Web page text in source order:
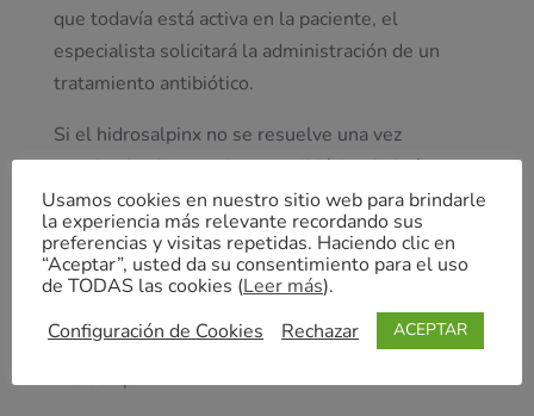
que todavía está activa en la paciente, el
especialista solicitará la administración de un
tratamiento antibiótico.
Si el hidrosalpinx no se resuelve una vez
terminado el tratamiento antibiótico, habrá que
recurrir a opciones quirúrgicas. En estas
situaciones, normalmente, se opta por una cirugía
mediante laparoscopia.
A continuación, se detallan las técnicas comunes
más empleadas como tratamiento quirúrgico del
hidrosalpinx:
Usamos cookies en nuestro sitio web para brindarle
la experiencia más relevante recordando sus
preferencias y visitas repetidas. Haciendo clic en
“Aceptar”, usted da su consentimiento para el uso
de TODAS las cookies (Leer más).
Configuración de Cookies
Rechazar ACEPTAR